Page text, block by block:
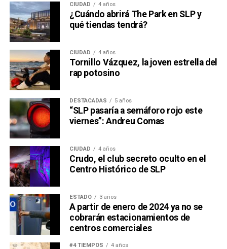
CIUDAD 4 años
¿Cuándo abrirá The Park en SLP y
qué tiendas tendrá?
CIUDAD 4 años
Tornillo Vázquez, la joven estrella del
rap potosino
DESTACADAS 5 años
“SLP pasaría a semáforo rojo este
viernes”: Andreu Comas
CIUDAD 4 años
Crudo, el club secreto oculto en el
Centro Histórico de SLP
ESTADO 3 años
A partir de enero de 2024 ya no se
cobrarán estacionamientos de
centros comerciales
#4 TIEMPOS 4 años